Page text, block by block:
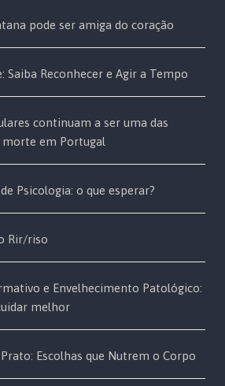
pode ser amiga do coração
Saiba Reconhecer e Agir a Tempo
continuam a ser uma das
morte em Portugal
Psicologia: o que esperar?
Rir/riso
e Envelhecimento Patológico:
melhor
Escolhas que Nutrem o Corpo